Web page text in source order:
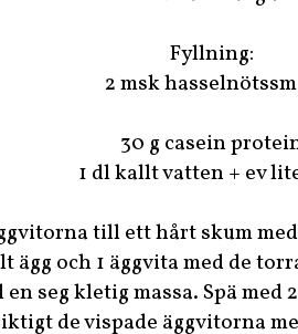
Fyllning:
2 msk
30 g casein
1 dl kallt vatten + ev
till ett hårt skum
ägg och 1 äggvita med de
seg kletig massa. Spä med
de vispade äggvitorna